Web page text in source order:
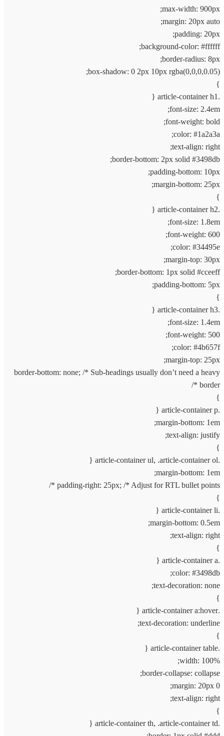
max-width: 900px;
margin: 20px auto;
padding: 20px;
background-color: #ffffff;
border-radius: 8px;
box-shadow: 0 2px 10px rgba(0,0,0,0.05);
}
.article-container h1 {
font-size: 2.4em;
font-weight: bold;
color: #1a2a3a;
text-align: right;
border-bottom: 2px solid #3498db;
padding-bottom: 10px;
margin-bottom: 25px;
}
.article-container h2 {
font-size: 1.8em;
font-weight: 600;
color: #34495e;
margin-top: 30px;
border-bottom: 1px solid #cceeff;
padding-bottom: 5px;
}
.article-container h3 {
font-size: 1.4em;
font-weight: 500;
color: #4b657f;
margin-top: 25px;
border-bottom: none; /* Sub-headings usually don’t need a heavy
border */
}
.article-container p {
margin-bottom: 1em;
text-align: justify;
}
.article-container ul, .article-container ol {
margin-bottom: 1em;
padding-right: 25px; /* Adjust for RTL bullet points */
}
.article-container li {
margin-bottom: 0.5em;
text-align: right;
}
.article-container a {
color: #3498db;
text-decoration: none;
}
.article-container a:hover {
text-decoration: underline;
}
.article-container table {
width: 100%;
border-collapse: collapse;
margin: 20px 0;
text-align: right;
}
.article-container th, .article-container td {